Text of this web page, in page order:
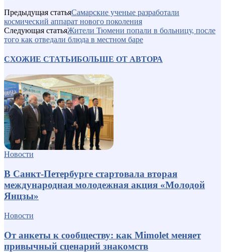
Предыдущая статьяСамарские ученые разработали
космический аппарат нового поколения
Следующая статьяЖители Тюмени попали в больницу, после
того как отведали блюда в местном баре
СХОЖИЕ СТАТЬИБОЛЬШЕ ОТ АВТОРА
Новости
В Санкт-Петербурге стартовала вторая
международная молодежная акция «Молодой
Янцзы»
Новости
От анкеты к сообществу: как Mimolet меняет
привычный сценарий знакомств